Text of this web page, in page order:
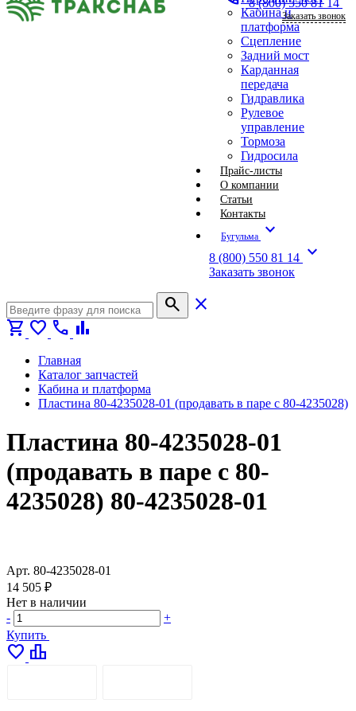
Кабина и
платформа
Сцепление
Задний мост
Карданная
передача
Гидравлика
Рулевое
управление
Тормоза
Гидросила
Прайс-листы
О компании
Статьи
Контакты
Бугульма expand_more
8 (800) 550 81 14 expand_more
Заказать звонок
Заказать звонок
search
close
shopping_cart favorite call bar_chart
Главная
Каталог запчастей
Кабина и платформа
Пластина 80-4235028-01 (продавать в паре с 80-4235028)
Пластина 80-4235028-01
(продавать в паре с 80-
4235028) 80-4235028-01
Арт. 80-4235028-01
14 505 ₽
Нет в наличии
-
+
Купить
favorite leaderboard